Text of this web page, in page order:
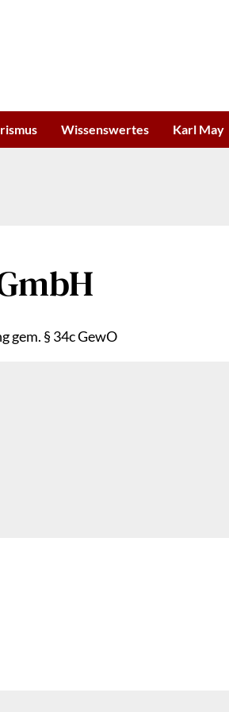
Wissenswertes Karl May
§ 34c GewO